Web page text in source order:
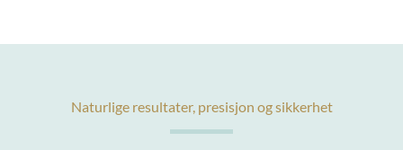
Naturlige resultater, presisjon og sikkerhet